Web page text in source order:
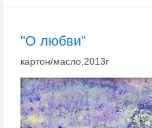
"О любви"
картон/масло,2013г